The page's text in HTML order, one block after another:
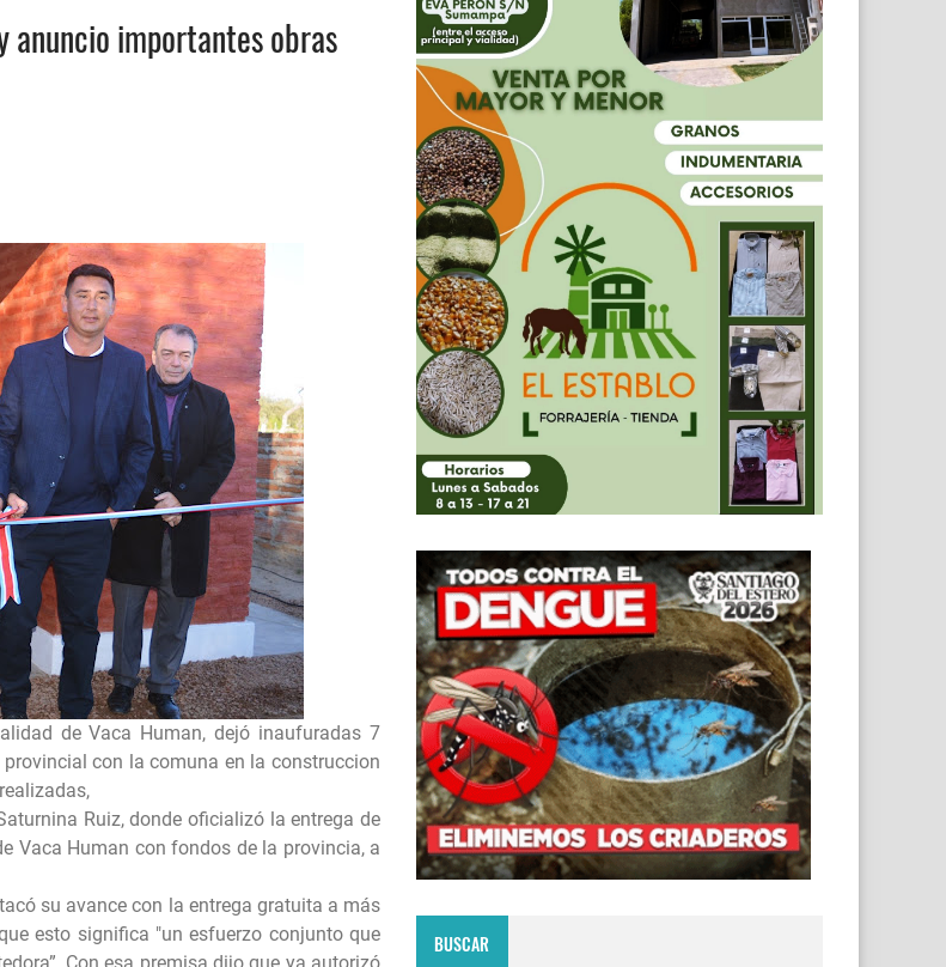
anuncio importantes obras
de Vaca Human, dejó inaufuradas 7
con la comuna en la construccion
Ruiz, donde oficializó la entrega de
Vaca Human con fondos de la provincia, a
su avance con la entrega gratuita a más
esto significa "un esfuerzo conjunto que
BUSCAR